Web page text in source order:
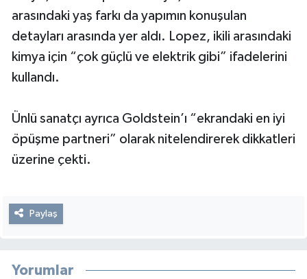
arasındaki yaş farkı da yapımın konuşulan
detayları arasında yer aldı. Lopez, ikili arasındaki
kimya için “çok güçlü ve elektrik gibi” ifadelerini
kullandı.
Ünlü sanatçı ayrıca Goldstein’ı “ekrandaki en iyi
öpüşme partneri” olarak nitelendirerek dikkatleri
üzerine çekti.
Paylaş
Yorumlar